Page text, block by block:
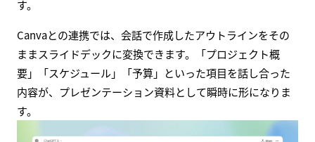
す。
Canvaとの連携では、会話で作成したアウトラインをその
ままスライドデックに変換できます。「プロジェクト概
要」「スケジュール」「予算」といった項目を話し合った
内容が、プレゼンテーション資料として瞬時に形になりま
す。